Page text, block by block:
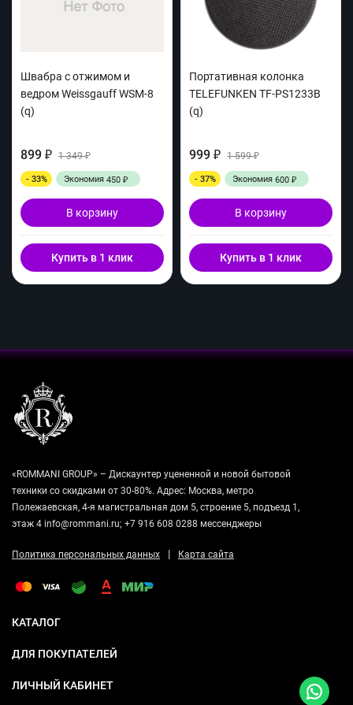
Швабра с отжимом и
ведром Weissgauff WSM-8
(q)
899 ₽ 1 349₽
- 33% Экономия 450 ₽
В корзину
Купить в 1 клик
Портативная колонка
TELEFUNKEN TF-PS1233B
(q)
999 ₽ 1 599₽
- 37% Экономия 600 ₽
В корзину
Купить в 1 клик
«ROMMANI GROUP» – Дискаунтер уцененной и новой бытовой
техники со скидками от 30-80%. Адрес: Москва, метро
Полежаевская, 4-я магистральная дом 5, строение 5, подъезд 1,
этаж 4 info@rommani.ru; +7 916 608 0288 мессенджеры
Политика персональных данных | Карта сайта
КАТАЛОГ
ДЛЯ ПОКУПАТЕЛЕЙ
ЛИЧНЫЙ КАБИНЕТ